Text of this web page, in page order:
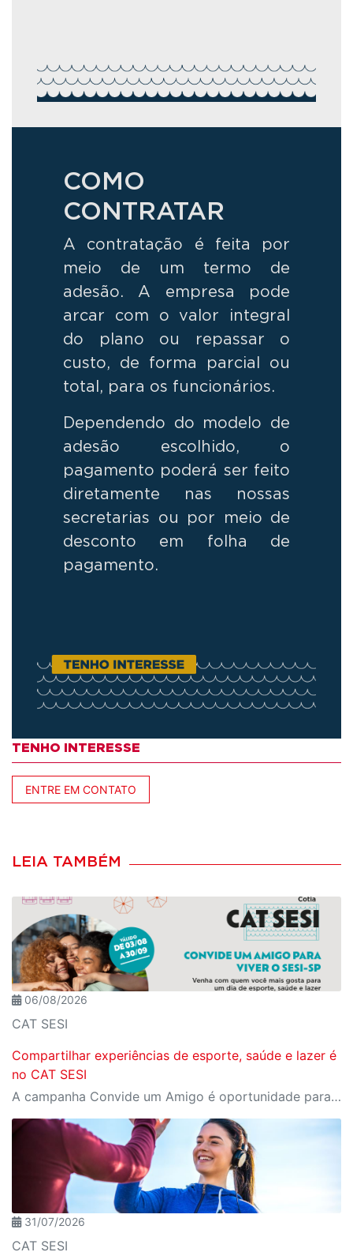
COMO
CONTRATAR
A contratação é feita por
meio de um termo de
adesão. A empresa pode
arcar com o valor integral
do plano ou repassar o
custo, de forma parcial ou
total, para os funcionários.
Dependendo do modelo de
adesão escolhido, o
pagamento poderá ser feito
diretamente nas nossas
secretarias ou por meio de
desconto em folha de
pagamento.
TENHO INTERESSE
ENTRE EM CONTATO
LEIA TAMBÉM
06/08/2026
CAT SESI
Compartilhar experiências de esporte, saúde e lazer é
no CAT SESI
A campanha Convide um Amigo é oportunidade para reunir amigos para aproveitar juntos toda estrutura da unidade SESI-SP mais próxima. Os benefícios para clientes e convidados estão no regulamento.
31/07/2026
CAT SESI